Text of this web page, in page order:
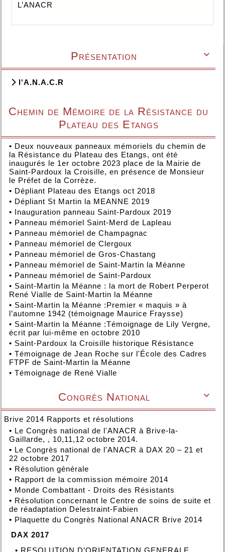

Présentation
l'A.N.A.C.R
Chemin de Mémoire de la Résistance du
Plateau des Etangs
• Deux nouveaux panneaux mémoriels du chemin de
la Résistance du Plateau des Etangs, ont été
inaugurés le 1er octobre 2023 place de la Mairie de
Saint-Pardoux la Croisille, en présence de Monsieur
le Préfet de la Corrèze.
• Dépliant Plateau des Etangs oct 2018
• Dépliant St Martin la MEANNE 2019
• Inauguration panneau Saint-Pardoux 2019
• Panneau mémoriel Saint-Merd de Lapleau
• Panneau mémoriel de Champagnac
• Panneau mémoriel de Clergoux
• Panneau mémoriel de Gros-Chastang
• Panneau mémoriel de Saint-Martin la Méanne
• Panneau mémoriel de Saint-Pardoux
• Saint-Martin la Méanne : la mort de Robert Perperot
René Vialle de Saint-Martin la Méanne
• Saint-Martin la Méanne :Premier « maquis » à
l’automne 1942 (témoignage Maurice Fraysse)
• Saint-Martin la Méanne :Témoignage de Lily Vergne,
écrit par lui-même en octobre 2010
• Saint-Pardoux la Croisille historique Résistance
• Témoignage de Jean Roche sur l'École des Cadres
FTPF de Saint-Martin la Méanne
• Témoignage de René Vialle

Congrès National
Brive 2014 Rapports et résolutions
• Le Congrès national de l'ANACR à Brive-la-
Gaillarde, , 10,11,12 octobre 2014.
• Le Congrès national de l'ANACR à DAX 20 – 21 et
22 octobre 2017
• Résolution générale
• Rapport de la commission mémoire 2014
• Monde Combattant - Droits des Résistants
• Résolution concernant le Centre de soins de suite et
de réadaptation Delestraint-Fabien
• Plaquette du Congrès National ANACR Brive 2014
DAX 2017
L’ANACR